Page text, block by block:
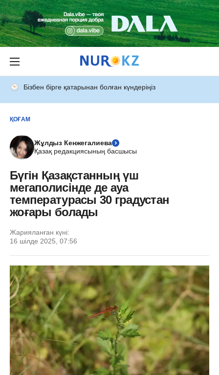
Бізбен бірге қатарынан болған күндеріңіз
ҚОҒАМ
Жұлдыз Кенжегалиева
Қазақ редакциясының басшысы
Бүгін Қазақстанның үш
мегаполисінде де ауа
температурасы 30 градустан
жоғары болады
Жарияланған күні:
16 шілде 2025, 07:56